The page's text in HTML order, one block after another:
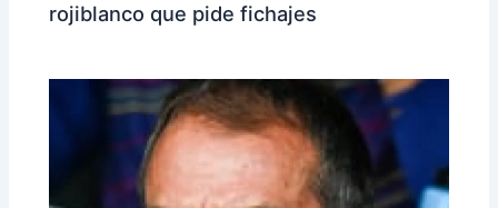
rojiblanco que pide fichajes